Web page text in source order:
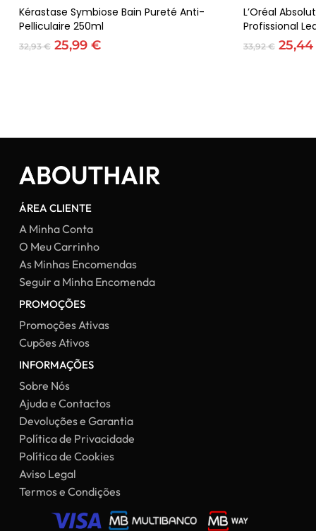
Ler Mais
Kérastase Symbiose Bain Pureté Anti-
Pelliculaire 250ml
32,93€ O
25,99 €O
L’Oréal
Profissional
33,92€ O
ÁREA CLIENTE
A Minha Conta
O Meu Carrinho
As Minhas Encomendas
Seguir a Minha Encomenda
PROMOÇÕES
Promoções Ativas
Cupões Ativos
INFORMAÇÕES
Sobre Nós
Ajuda e Contactos
Devoluções e Garantia
Política de Privacidade
Política de Cookies
Aviso Legal
Termos e Condições